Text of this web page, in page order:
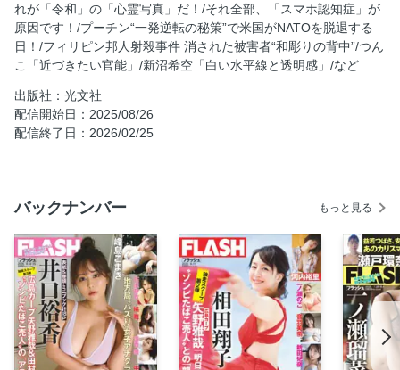
今井春花「ひだまりの唄」
貝賀琴莉「はじまりの合図」
新田妃奈「お嬢様のダイタン！」
【袋とじ】小笠原菜乃「恥ずかしいけど…」
これが「令和」の「心霊写真」だ！
それ全部、「スマホ認知症」が原因です！
プーチン“一発逆転の秘策”で米国がNATOを脱退する日！
フィリピン邦人射殺事件 消された被害者“和彫りの背中”
目次
つんこ「近づきたい官能」
新沼希空「白い水平線と透明感」
(お知らせ) 新作続々リリース！「FLASHデジタル写真集」
【デジタル版特典】名作「FLASHデジタル写真集」の厳選カ
れが「令和」の「心霊写真」だ！/それ全部、「スマホ認知症」が
原因です！/プーチン“一発逆転の秘策”で米国がNATOを脱退する
日！/フィリピン邦人射殺事件 消された被害者“和彫りの背中”/つん
こ「近づきたい官能」/新沼希空「白い水平線と透明感」/など
出版社：光文社
配信開始日：2025/08/26
配信終了日：2026/02/25
バックナンバー もっと見る